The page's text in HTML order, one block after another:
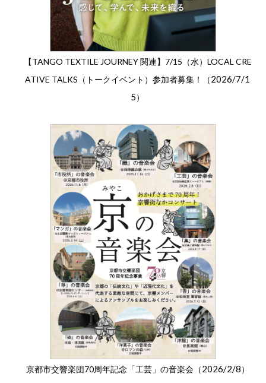
【TANGO TEXTILE JOURNEY 関連】7/15（水）LOCAL CRE
ATIVE TALKS（トークイベント）参加者募集！（2026/7/1
5）
京都市交響楽団70周年記念「工芸」の音楽会（2026/2/8）